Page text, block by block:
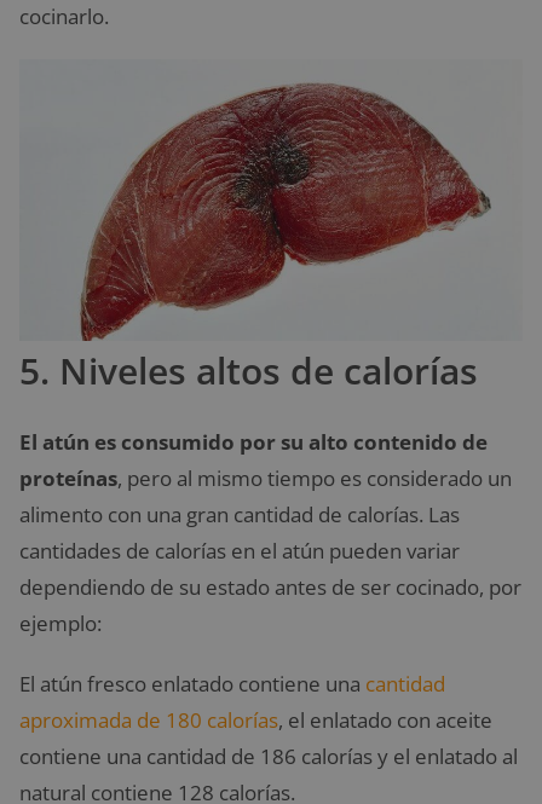
cocinarlo.
5. Niveles altos de calorías
El atún es consumido por su alto contenido de
proteínas, pero al mismo tiempo es considerado un
alimento con una gran cantidad de calorías. Las
cantidades de calorías en el atún pueden variar
dependiendo de su estado antes de ser cocinado, por
ejemplo:
El atún fresco enlatado contiene una cantidad
aproximada de 180 calorías, el enlatado con aceite
contiene una cantidad de 186 calorías y el enlatado al
natural contiene 128 calorías.